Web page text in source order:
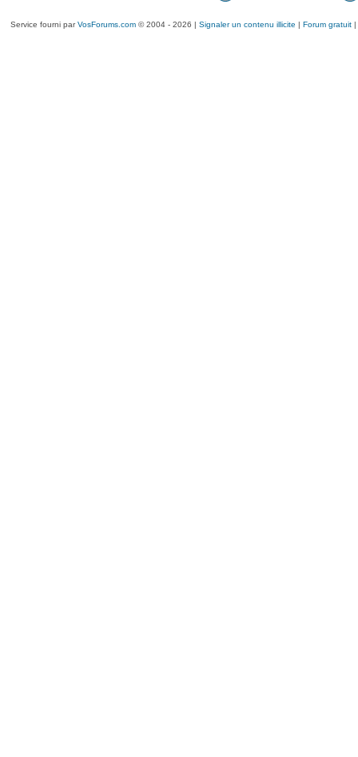
Service fourni parVosForums.com© 2004 - 2026 | Signaler un contenu illicite | Forum gratuit|